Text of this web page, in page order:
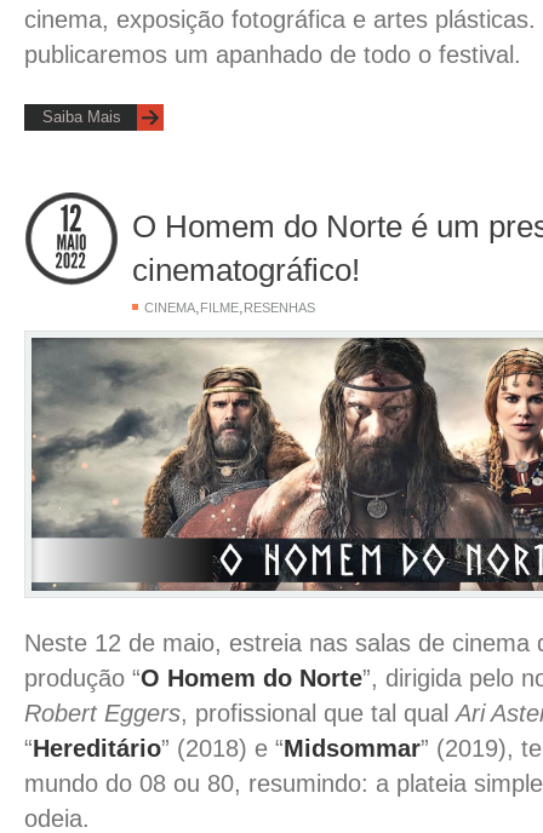
cinema, exposição fotográfica e artes
publicaremos um apanhado de todo o festival.
Saiba Mais
O Homem do Norte é um
cinematográfico!
CINEMA FILME RESENHAS
Neste 12 de maio, estreia nas salas de cinema
produção “O Homem do Norte”, dirigida pelo
Robert Eggers, profissional que tal qual Ari
“Hereditário” (2018) e “Midsommar” (2019),
mundo do 08 ou 80, resumindo: a plateia
odeia.